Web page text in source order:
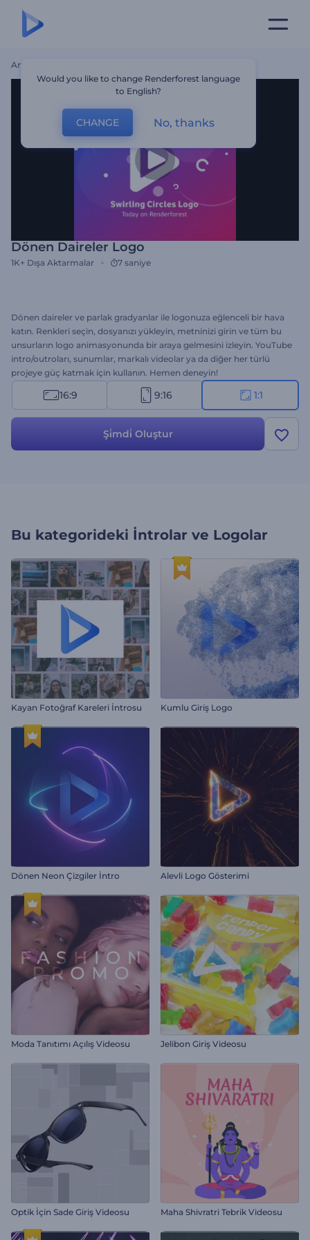
Ana Sayfa
Dönen Daireler Logo
1K+ Dışa Aktarmalar 7 saniye
Dönen daireler ve parlak gradyanlar ile logonuza eğlenceli bir hava
katın. Renkleri seçin, dosyanızı yükleyin, metninizi girin ve tüm bu
unsurların logo animasyonunda bir araya gelmesini izleyin. YouTube
intro/outroları, sunumlar, markalı videolar ya da diğer her türlü
projeye güç katmak için kullanın. Hemen deneyin!
16:9 9:16 1:1
Şi̇mdi̇ Oluştur
Bu kategorideki İntrolar ve Logolar
Kayan Fotoğraf Kareleri İntrosu Kumlu Giriş Logo
Dönen Neon Çizgiler İntro Alevli Logo Gösterimi
Moda Tanıtımı Açılış Videosu Jelibon Giriş Videosu
Optik İçin Sade Giriş Videosu Maha Shivratri Tebrik Videosu
Would you like to change Renderforest language
to English?
CHANGE No, thanks